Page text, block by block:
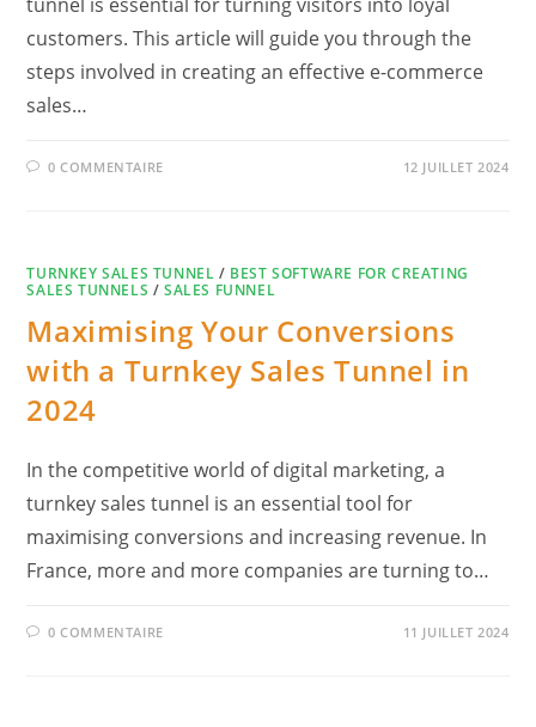
customers. This article will guide you through the
steps involved in creating an effective e-commerce
sales…
0 COMMENTAIRE 12 JUILLET 2024
TURNKEY SALES TUNNEL / BEST SOFTWARE FOR CREATING
SALES TUNNELS /SALES FUNNEL
Maximising Your Conversions
with a Turnkey Sales Tunnel in
2024
In the competitive world of digital marketing, a
turnkey sales tunnel is an essential tool for
maximising conversions and increasing revenue. In
France, more and more companies are turning to…
0 COMMENTAIRE 11 JUILLET 2024